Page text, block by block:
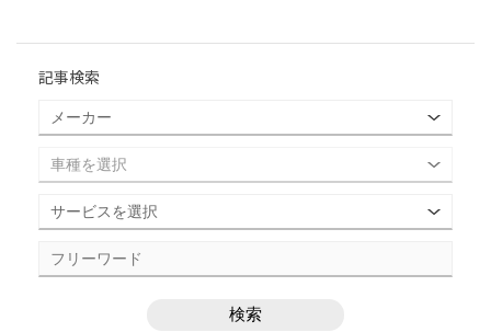
記事検索